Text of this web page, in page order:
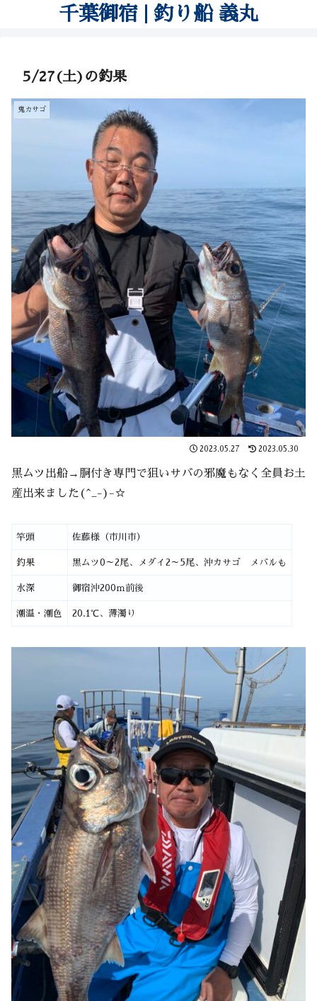
千葉御宿 | 釣り船 義丸
5/27(土)の釣果
鬼カサゴ
2023.05.27 2023.05.30
黒ムツ出船→胴付き専門で狙いサバの邪魔もなく全員お土
産出来ました(^_-)-☆
竿頭 佐藤様（市川市）
釣果 黒ムツ0～2尾、メダイ2～5尾、沖カサゴ メバルも
水深 御宿沖200ｍ前後
潮温・潮色 20.1℃、薄濁り